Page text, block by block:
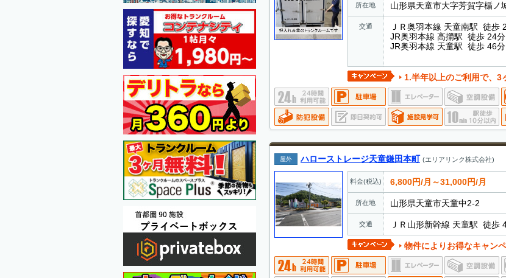
所在地 山形県天童市大字芳賀字楯ノ
交通
ＪＲ奥羽本線 天童南駅 徒歩
JR奥羽本線 高擶駅 徒歩 24分
JR奥羽本線 天童駅 徒歩 46分
1.半年以上のご利用で、3
屋外 ハローストレージ天童鎌田本町 (エリアリンク株式会社)
料金(税込) 6,800円/月～31,000円/月
所在地 山形県天童市天童中2-2
交通 ＪＲ山形新幹線 天童駅 徒歩
物件によりお得なキャン